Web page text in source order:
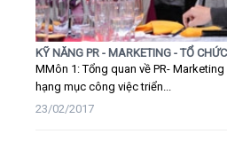
KỸ NĂNG PR - MARKETING - TỔ
MMôn 1: Tổng quan về PR-
hạng mục công việc triển...
23/02/2017